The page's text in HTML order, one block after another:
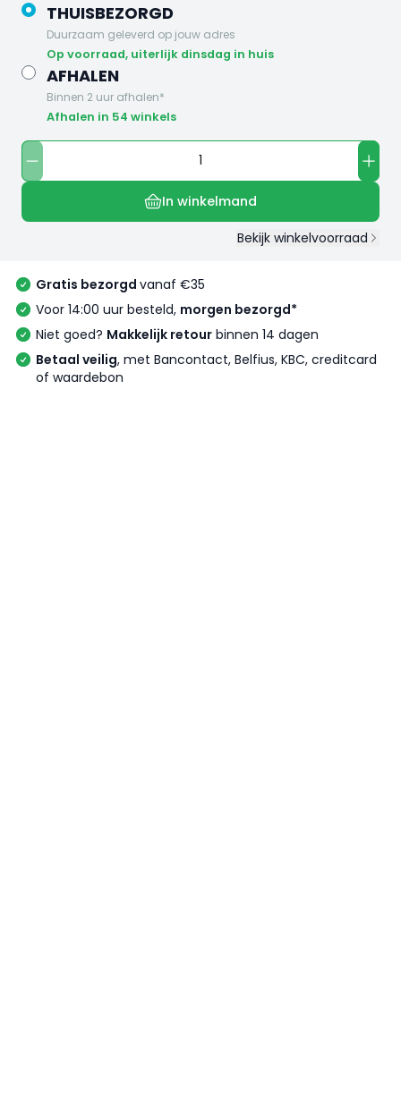
THUISBEZORGD
Duurzaam geleverd op jouw adres
op voorraad, uiterlijk dinsdag in huis
AFHALEN
Binnen 2 uur afhalen*
Afhalen in 54 winkels
In winkelmand
Bekijk winkelvoorraad
Gratis bezorgd vanaf €35
Voor 14:00 uur besteld, morgen bezorgd*
Niet goed? Makkelijk retour binnen 14 dagen
Betaal veilig, met Bancontact, Belfius, KBC, creditcard
of waardebon